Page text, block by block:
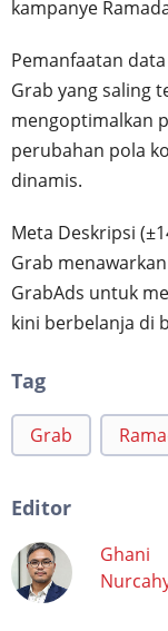
kampanye
Pemanfaatan
Grab yang saling
mengoptimalkan
perubahan pola
dinamis.
Meta Deskripsi
Grab
GrabAds untuk
kini berbelanja di
Tag
Grab
Editor
Ghani